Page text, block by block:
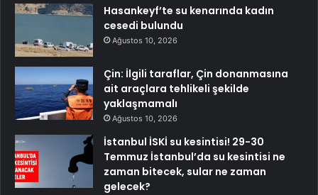
Hasankeyf’te su kenarında kadın
cesedi bulundu
Ağustos 10, 2026
Çin: İlgili taraflar, Çin donanmasına
ait araçlara tehlikeli şekilde
yaklaşmamalı
Ağustos 10, 2026
İstanbul İSKİ su kesintisi! 29-30
Temmuz İstanbul’da su kesintisi ne
zaman bitecek, sular ne zaman
gelecek?